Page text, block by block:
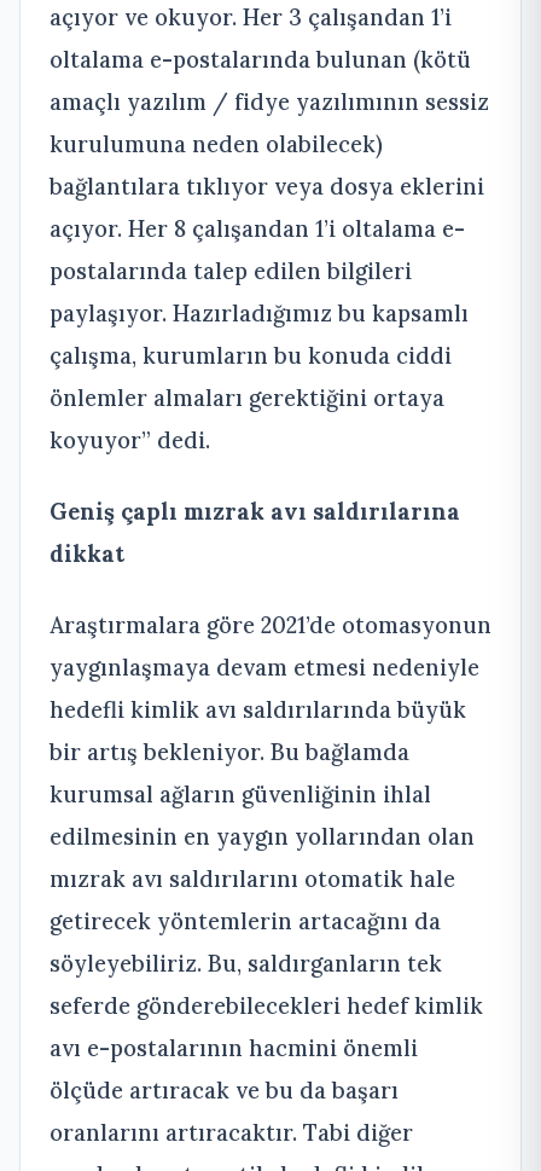
açıyor ve okuyor. Her 3 çalışandan 1’i
oltalama e-postalarında bulunan (kötü
amaçlı yazılım / fidye yazılımının sessiz
kurulumuna neden olabilecek)
bağlantılara tıklıyor veya dosya eklerini
açıyor. Her 8 çalışandan 1’i oltalama e-
postalarında talep edilen bilgileri
paylaşıyor. Hazırladığımız bu kapsamlı
çalışma, kurumların bu konuda ciddi
önlemler almaları gerektiğini ortaya
koyuyor” dedi.
Geniş çaplı mızrak avı saldırılarına
dikkat
Araştırmalara göre 2021’de otomasyonun
yaygınlaşmaya devam etmesi nedeniyle
hedefli kimlik avı saldırılarında büyük
bir artış bekleniyor. Bu bağlamda
kurumsal ağların güvenliğinin ihlal
edilmesinin en yaygın yollarından olan
mızrak avı saldırılarını otomatik hale
getirecek yöntemlerin artacağını da
söyleyebiliriz. Bu, saldırganların tek
seferde gönderebilecekleri hedef kimlik
avı e-postalarının hacmini önemli
ölçüde artıracak ve bu da başarı
oranlarını artıracaktır. Tabi diğer